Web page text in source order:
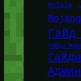
HyTale
Mojang
Гайды